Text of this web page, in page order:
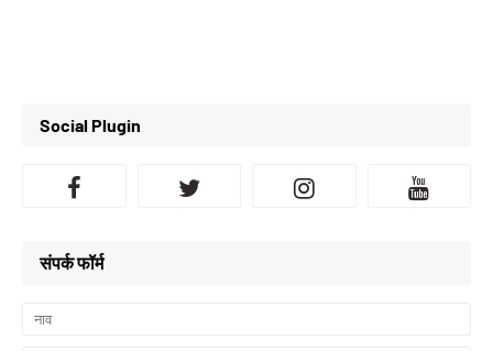
Social Plugin
संपर्क फॉर्म